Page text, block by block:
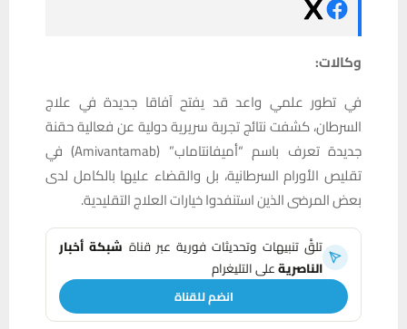
وكالات:
في تطور علمي واعد قد يفتح آفاقا جديدة في علاج
السرطان، كشفت نتائج تجربة سريرية دولية عن فعالية حقنة
جديدة تعرف باسم “أميفانتاماب” (Amivantamab) في
تقليص الأورام السرطانية، بل والقضاء عليها بالكامل لدى
بعض المرضى الذين استنفدوا خيارات العلاج التقليدية.
تلقَّ تنبيهات وتحديثات فورية عبر قناة شبكة أخبار
الناصريةعلى التليغرام
انضم للقناة